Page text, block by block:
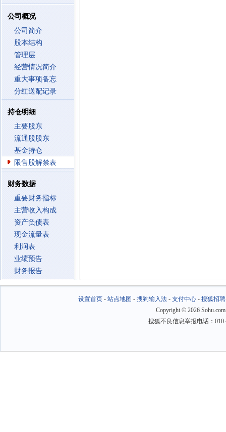
公司概况
公司简介
股本结构
管理层
经营情况简介
重大事项备忘
分红送配记录
持仓明细
主要股东
流通股股东
基金持仓
限售股解禁表
财务数据
重要财务指标
主营收入构成
资产负债表
现金流量表
利润表
业绩预告
财务报告
设置首页- 站点地图 - 搜狗输入法- 支付中心- 搜狐招聘
Copyright © 2026
搜狐不良信息举报电话：010